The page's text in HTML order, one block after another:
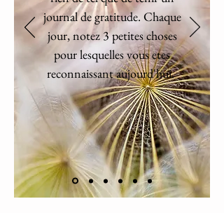
journal de gratitude. Chaque
jour, notez 3 petites choses
pour lesquelles vous etes
reconnaissant aujourd'hui.